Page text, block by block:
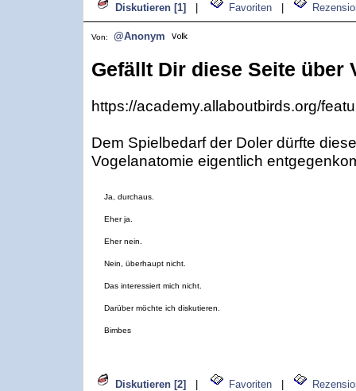
Diskutieren [1] Favoriten
Von: @Anonym
Gefällt Dir diese Seite über
https://academy.allaboutbirds.org/
Dem Spielbedarf der Doler dürfte
Vogelanatomie eigentlich
Ja, durchaus.
Eher ja.
Eher nein.
Nein, überhaupt nicht.
Das interessiert mich nicht.
Darüber möchte ich diskutieren.
Bimbes
Diskutieren [2] Favoriten